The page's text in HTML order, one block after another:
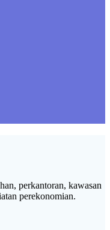
perkantoran, kawasan
perekonomian.